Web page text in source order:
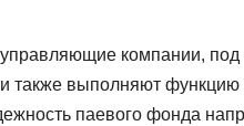
компании,
также выполняют
паевого фонда